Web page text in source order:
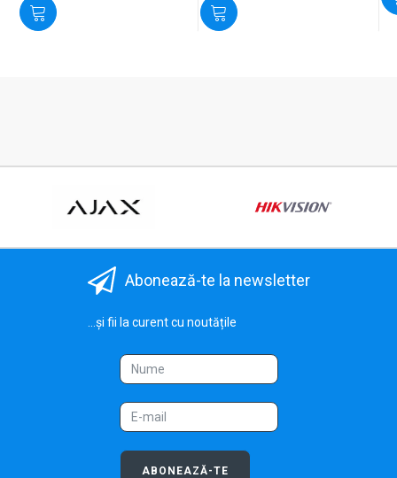
Abonează-te la newsletter
...și fii la curent cu noutățile
ABONEAZĂ-TE